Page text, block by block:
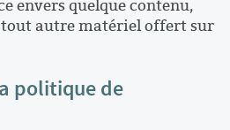
envers quelque contenu,
autre matériel offert sur
politique de